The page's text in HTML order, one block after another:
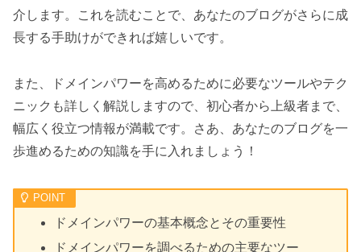
介します。これを読むことで、あなたのブログがさらに成
長する手助けができれば嬉しいです。
また、ドメインパワーを高めるために必要なツールやテク
ニックも詳しく解説しますので、初心者から上級者まで、
幅広く役立つ情報が満載です。さあ、あなたのブログを一
歩進めるための知識を手に入れましょう！
ドメインパワーの基本概念とその重要性
ドメインパワーを調べるための主要なツー